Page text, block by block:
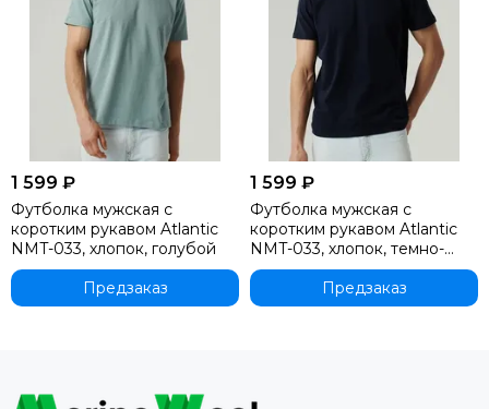
1 599 ₽
Футболка мужская с
коротким рукавом Atlantic
NMT-033, хлопок, голубой
Предзаказ
1 599 ₽
Футболка мужская с
коротким рукавом Atlantic
NMT-033, хлопок, темно-
синий
Предзаказ